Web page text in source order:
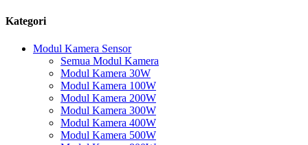
Kategori
Modul Kamera Sensor
Semua Modul Kamera
Modul Kamera 30W
Modul Kamera 100W
Modul Kamera 200W
Modul Kamera 300W
Modul Kamera 400W
Modul Kamera 500W